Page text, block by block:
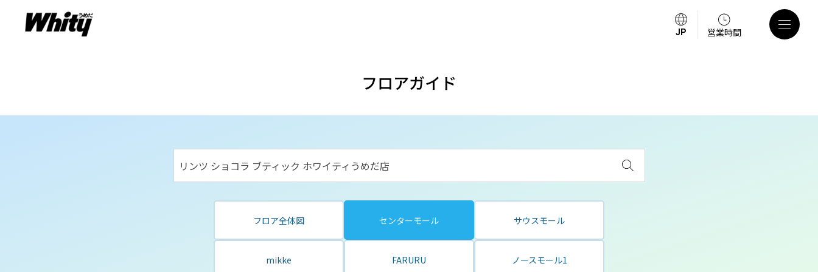
営業時間
フロアガイド
リンツ ショコラ ブティック ホワイティうめだ店
フロア全体図 センターモール サウスモール
mikke FARURU ノースモール1